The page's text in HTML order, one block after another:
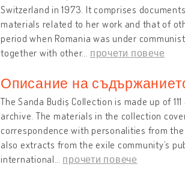
Switzerland in 1973. It comprises
materials related to her work and that of
period when Romania was under
together with other… прочети повече
Описание на
The Sanda Budiș Collection is made up of
archive. The materials in the collection
correspondence with personalities from
also extracts from the exile community’s
international
прочети повече